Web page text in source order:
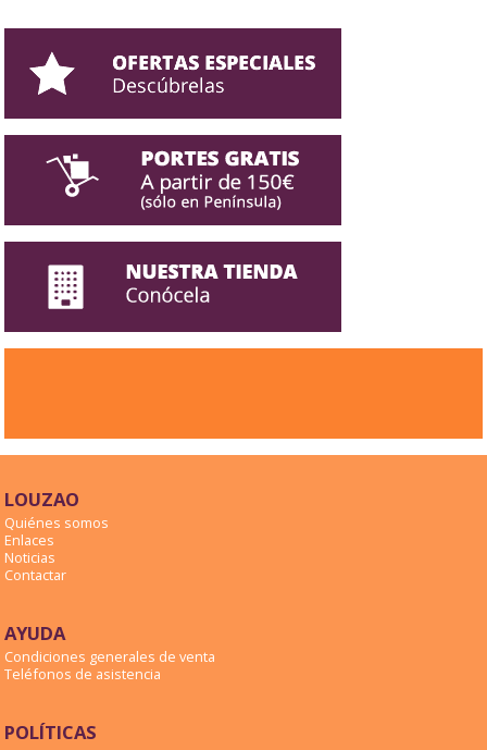
LOUZAO
Quiénes somos
Enlaces
Noticias
Contactar
AYUDA
Condiciones generales de venta
Teléfonos de asistencia
POLÍTICAS